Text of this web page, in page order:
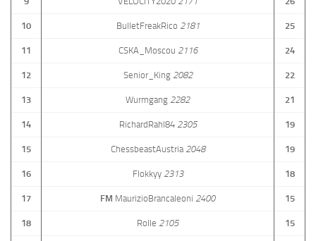
10 BulletFreakRico 2181 25
11 CSKA_Moscou 2116 24
12 Senior_King2082 22
13 Wurmgang 2282 21
14 RichardRahl842305 19
15 ChessbeastAustria2048 19
16 Flokkyy2313 18
17 FM MaurizioBrancaleoni 2400 15
18 Rolle 2105 15